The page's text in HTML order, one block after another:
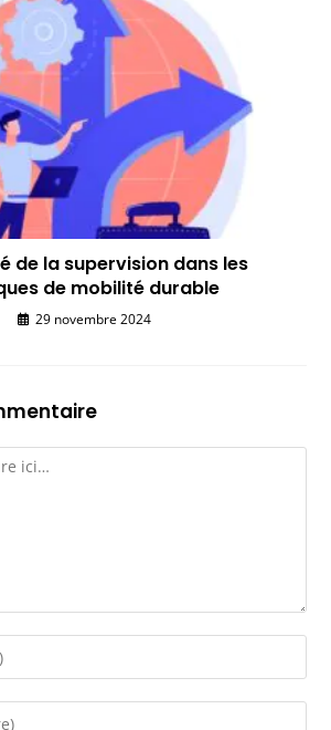
de la supervision dans les
de mobilité durable
29 novembre 2024